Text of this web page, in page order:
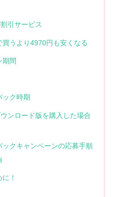
引サービス
買うより4970円も安くなる
期間
ック時期
ンロード版を購入した場合
ックキャンペーンの応募手順
！